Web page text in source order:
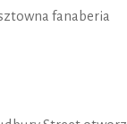
fanaberia